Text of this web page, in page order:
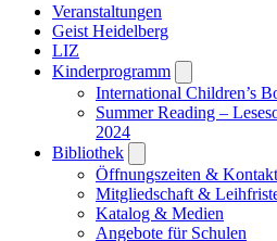
Veranstaltungen
Geist Heidelberg
LIZ
Kinderprogramm
submenu
International Children’s
Summer Reading –
2024
Bibliothek
submenu
Öffnungszeiten & Kontakt
Mitgliedschaft &
Katalog & Medien
Angebote für Schulen